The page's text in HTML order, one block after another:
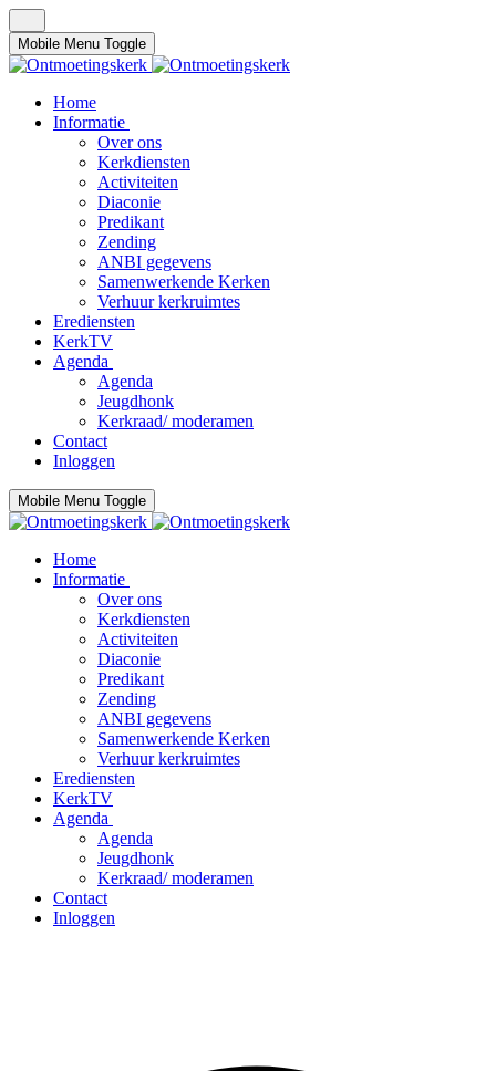
Mobile Menu Toggle
Home
Informatie
Over ons
Kerkdiensten
Activiteiten
Diaconie
Predikant
Zending
ANBI gegevens
Samenwerkende Kerken
Verhuur kerkruimtes
Erediensten
KerkTV
Agenda
Agenda
Jeugdhonk
Kerkraad/ moderamen
Contact
Inloggen
Mobile Menu Toggle
Home
Informatie
Over ons
Kerkdiensten
Activiteiten
Diaconie
Predikant
Zending
ANBI gegevens
Samenwerkende Kerken
Verhuur kerkruimtes
Erediensten
KerkTV
Agenda
Agenda
Jeugdhonk
Kerkraad/ moderamen
Contact
Inloggen